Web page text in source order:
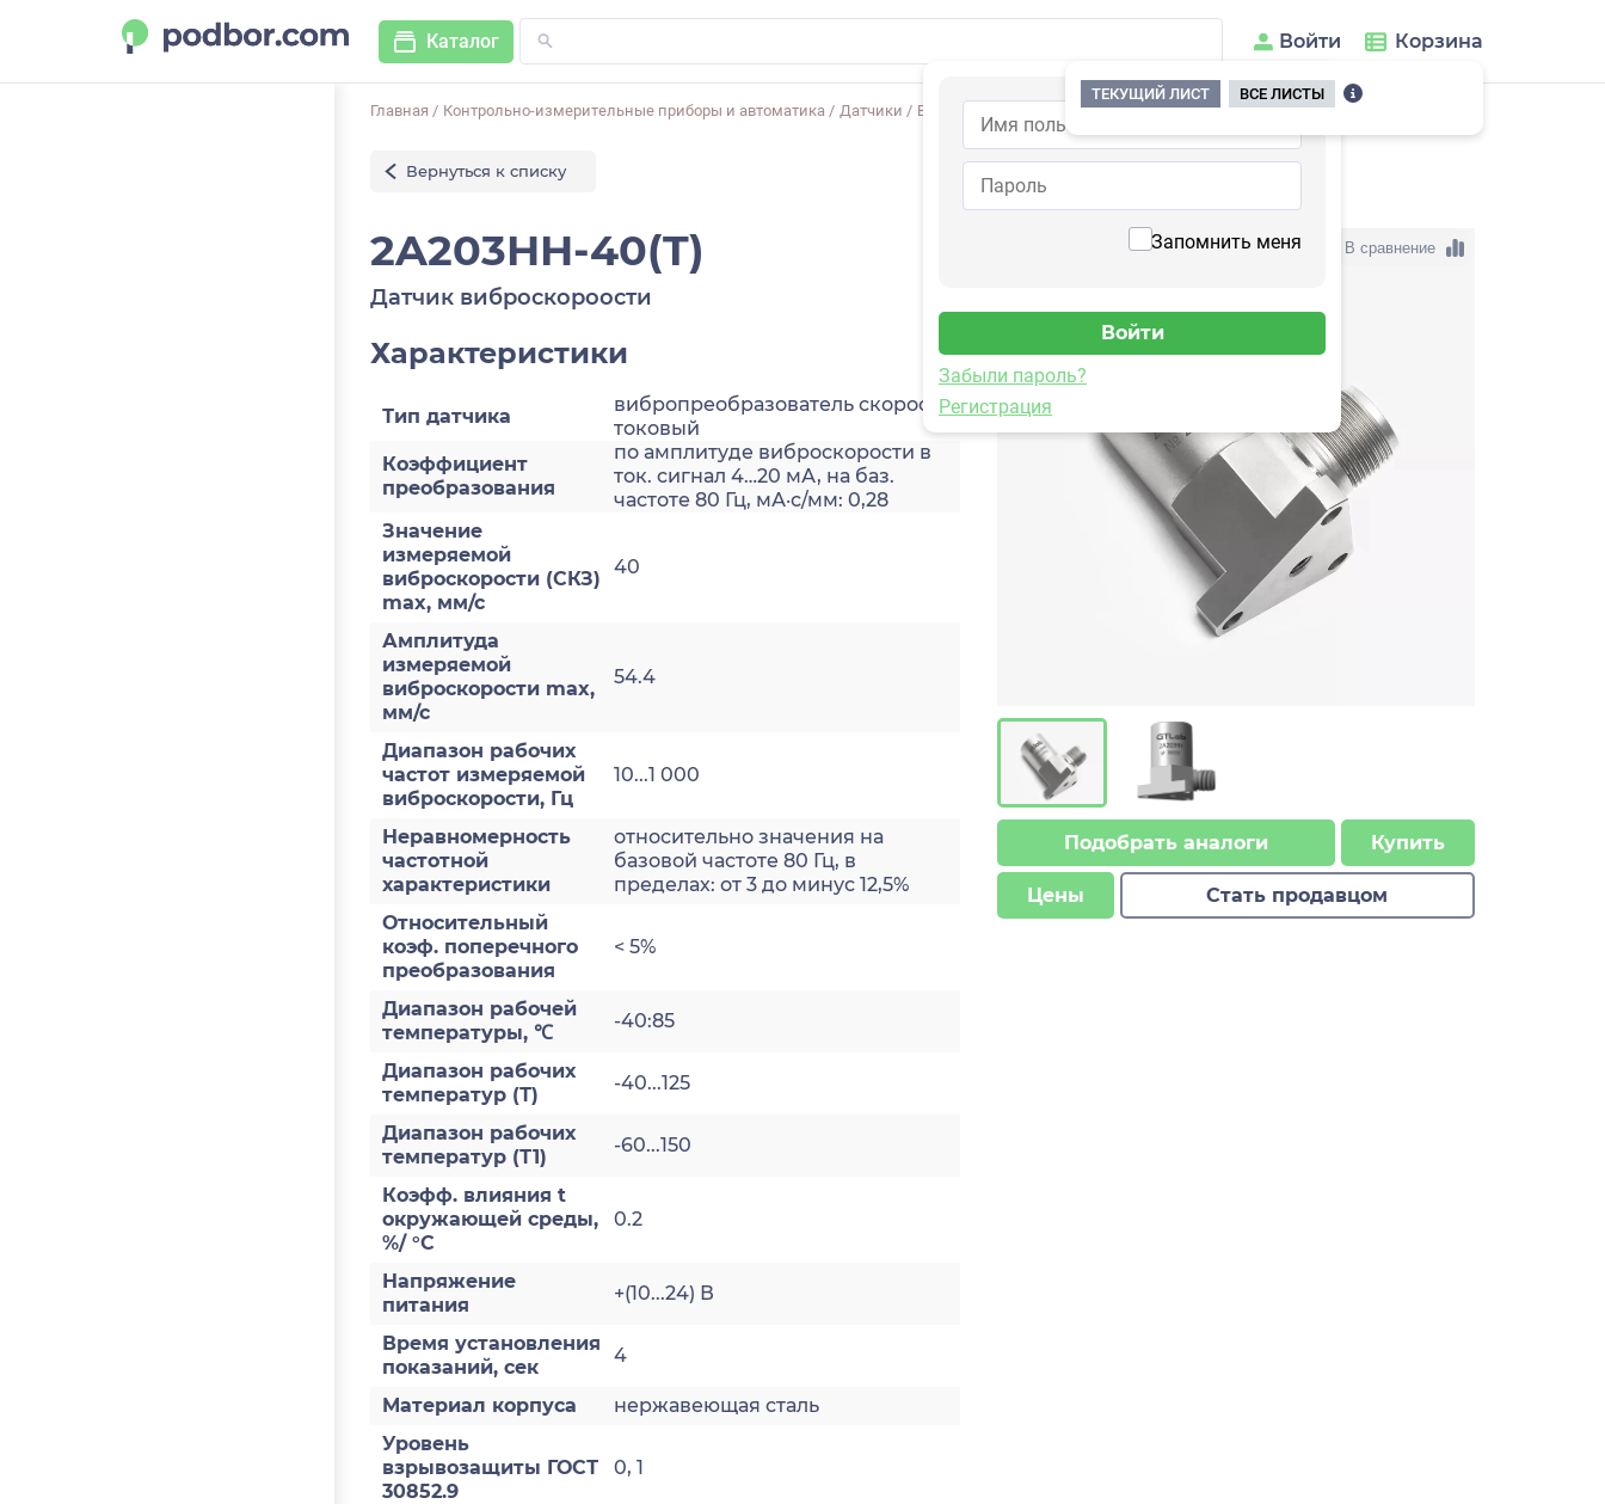
Каталог Войти
Запомнить меня
Забыли пароль?
Регистрация
Корзина
ТЕКУЩИЙ ЛИСТ
ВСЕ ЛИСТЫ
Главная / Контрольно-измерительные приборы и автоматика / Датчики / Виброскорости 2A203HH-40(T)
Вернуться к списку
2A203HH-40(T)
Датчик виброскороости
Характеристики
Тип датчика
вибропреобразователь скорости,
токовый
Коэффициент
преобразования
по амплитуде виброскорости в
ток. сигнал 4…20 мА, на баз.
частоте 80 Гц, мА·с/мм: 0,28
Значение
измеряемой
виброскорости (СКЗ)
max, мм/с
40
Амплитуда
измеряемой
виброскорости max,
мм/с
54.4
Диапазон рабочих
частот измеряемой
виброскорости, Гц
10...1 000
Неравномерность
частотной
характеристики
относительно значения на
базовой частоте 80 Гц, в
пределах: от 3 до минус 12,5%
Относительный
коэф. поперечного
преобразования
< 5%
Диапазон рабочей
температуры, ℃
-40:85
Диапазон рабочих
температур (Т)
-40...125
Диапазон рабочих
температур (Т1)
-60...150
Коэфф. влияния t
окружающей среды,
%/ °С
0.2
Напряжение
питания
+(10...24) В
Время установления
показаний, сек
4
Материал корпуса
нержавеющая сталь
Уровень
взрывозащиты ГОСТ
30852.9
0, 1
В сравнение
Подобрать аналоги Купить
Цены Стать продавцом